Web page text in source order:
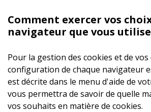
Comment exercer vos
navigateur que vous
Pour la gestion des cookies et de vos
configuration de chaque navigateur
est décrite dans le menu d'aide de
vous permettra de savoir de quelle
vos souhaits en matière de cookies.